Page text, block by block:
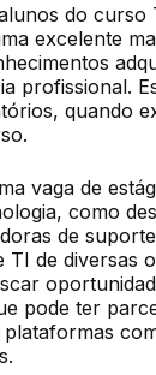
do curso
excelente
profissional.
quando
vaga de
como
de
TI de diversas
pode ter